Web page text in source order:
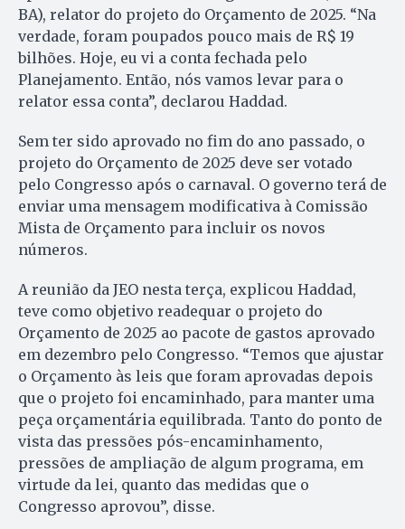
BA), relator do projeto do Orçamento de 2025. “Na
verdade, foram poupados pouco mais de R$ 19
bilhões. Hoje, eu vi a conta fechada pelo
Planejamento. Então, nós vamos levar para o
relator essa conta”, declarou Haddad.
Sem ter sido aprovado no fim do ano passado, o
projeto do Orçamento de 2025 deve ser votado
pelo Congresso após o carnaval. O governo terá de
enviar uma mensagem modificativa à Comissão
Mista de Orçamento para incluir os novos
números.
A reunião da JEO nesta terça, explicou Haddad,
teve como objetivo readequar o projeto do
Orçamento de 2025 ao pacote de gastos aprovado
em dezembro pelo Congresso. “Temos que ajustar
o Orçamento às leis que foram aprovadas depois
que o projeto foi encaminhado, para manter uma
peça orçamentária equilibrada. Tanto do ponto de
vista das pressões pós-encaminhamento,
pressões de ampliação de algum programa, em
virtude da lei, quanto das medidas que o
Congresso aprovou”, disse.